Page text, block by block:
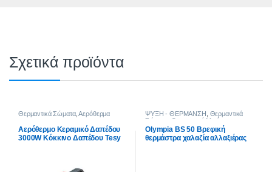
Σχετικά προϊόντα
Θερμαντικά Σώματα,Αερόθερμα
Αερόθερμο Κεραμικό Δαπέδου
3000W Κόκκινο Δαπέδου Tesy
ΨΥΞΗ - ΘΕΡΜΑΝΣΗ , Θερμαντικά
Σώματα
Θερμαντικά Μπάνιου
Olympia BS 50 Βρεφική
θερμάστρα χαλαζία αλλαξιέρας